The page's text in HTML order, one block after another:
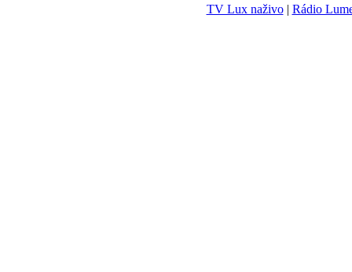
TV Lux naživo| Rádio